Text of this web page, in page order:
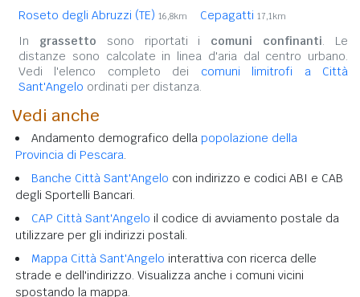
Roseto degli Abruzzi (TE) 16,8km Cepagatti 17,1km
In grassetto sono riportati i comuni confinanti. Le
distanze sono calcolate in linea d'aria dal centro urbano.
Vedi l'elenco completo dei comuni limitrofi a Città
Sant'Angelo ordinati per distanza.
Vedi anche
Andamento demografico della popolazione della
Provincia di Pescara.
Banche Città Sant'Angelo con indirizzo e codici ABI e CAB
degli Sportelli Bancari.
CAP Città Sant'Angelo il codice di avviamento postale da
utilizzare per gli indirizzi postali.
Mappa Città Sant'Angelo interattiva con ricerca delle
strade e dell'indirizzo. Visualizza anche i comuni vicini
spostando la mappa.